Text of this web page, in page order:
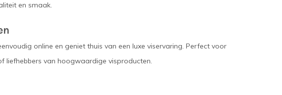
en smaak.
online en geniet thuis van een luxe viservaring. Perfect voor
liefhebbers van hoogwaardige visproducten.